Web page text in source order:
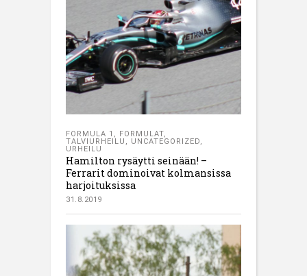
FORMULA 1 , FORMULAT,
TALVIURHEILU , UNCATEGORIZED,
URHEILU
Hamilton rysäytti seinään! –
Ferrarit dominoivat kolmansissa
harjoituksissa
31.8.2019